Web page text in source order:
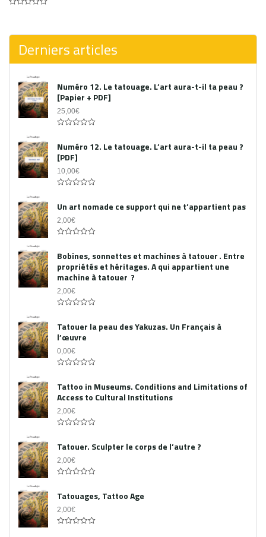
5
Derniers articles
Numéro 12. Le tatouage. L’art aura-t-il ta peau ?
[Papier + PDF]
25,00€
out
of
5
Numéro 12. Le tatouage. L’art aura-t-il ta peau ?
[PDF]
10,00€
out
of
5
Un art nomade ce support qui ne t’appartient pas
2,00€
out
of
5
Bobines, sonnettes et machines à tatouer . Entre
propriétés et héritages. A qui appartient une
machine à tatouer ?
2,00€
out
of
5
Tatouer la peau des Yakuzas. Un Français à
l’œuvre
0,00€
out
of
5
Tattoo in Museums. Conditions and Limitations of
Access to Cultural Institutions
2,00€
out
of
5
Tatouer. Sculpter le corps de l’autre ?
2,00€
out
of
5
Tatouages, Tattoo Age
2,00€